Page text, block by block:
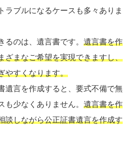
ラブルになるケースも多々ありま
るのは、遺言書です。 遺言書を作
ざまなご希望を実現できますし、
やすくなります。
遺言を作成すると、要式不備で無
も少なくありません。 遺言書を作
談しながら公正証書遺言を作成す